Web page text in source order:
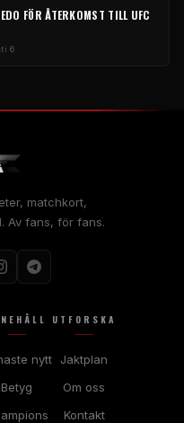
FÖR ÅTERKOMST TILL UFC
6
matchkort,
Av fans, för fans.
nytt
Betyg
UTFORSKA
Jaktplan
Om oss
Kontakt